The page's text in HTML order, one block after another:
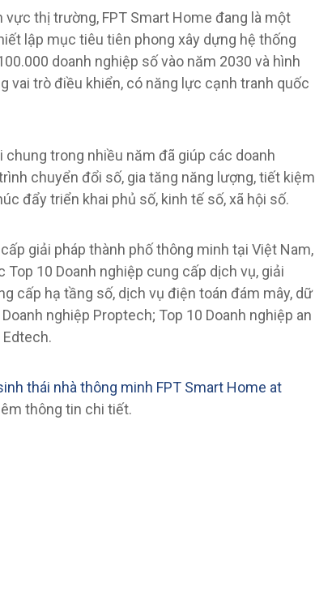
thị trường, FPT Smart Home đang là một
lập mục tiêu tiên phong xây dựng hệ thống
doanh nghiệp số vào năm 2030 và hình
vai trò điều khiển, có năng lực cạnh tranh quốc
chung trong nhiều năm đã giúp các doanh
chuyển đổi số, gia tăng năng lượng, tiết kiệm
đẩy triển khai phủ số, kinh tế số, xã hội số.
giải pháp thành phố thông minh tại Việt Nam,
10 Doanh nghiệp cung cấp dịch vụ, giải
cấp hạ tầng số, dịch vụ điện toán đám mây, dữ
nghiệp Proptech; Top 10 Doanh nghiệp an
thái nhà thông minh FPT Smart Home at
thông tin chi tiết.